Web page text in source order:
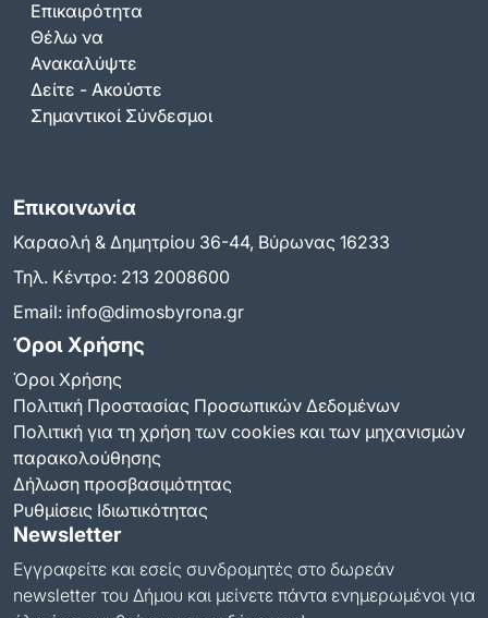
Επικαιρότητα
Θέλω να
Ανακαλύψτε
Δείτε - Ακούστε
Σημαντικοί Σύνδεσμοι
Επικοινωνία
Καραολή & Δημητρίου 36-44, Βύρωνας 16233
Τηλ. Κέντρο: 213 2008600
Email: info@dimosbyrona.gr
Όροι Χρήσης
Όροι Χρήσης
Πολιτική Προστασίας Προσωπικών Δεδομένων
Πολιτική για τη χρήση των cookies και των μηχανισμών
παρακολούθησης
Δήλωση προσβασιμότητας
Ρυθμίσεις Ιδιωτικότητας
Newsletter
Εγγραφείτε και εσείς συνδρομητές στο δωρεάν
newsletter του Δήμου και μείνετε πάντα ενημερωμένοι για